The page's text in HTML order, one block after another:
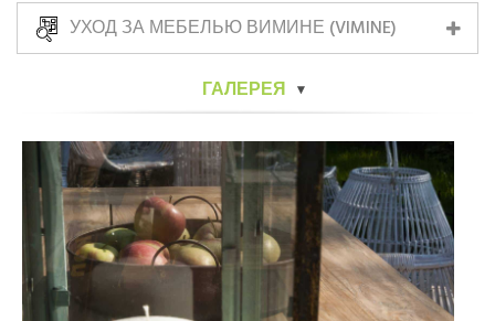
УХОД ЗА МЕБЕЛЬЮ ВИМИНЕ (VIMINE)
ГАЛЕРЕЯ